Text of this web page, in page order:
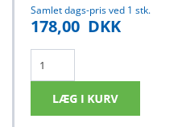
Samlet dags-pris ved 1 stk.
178,00 DKK